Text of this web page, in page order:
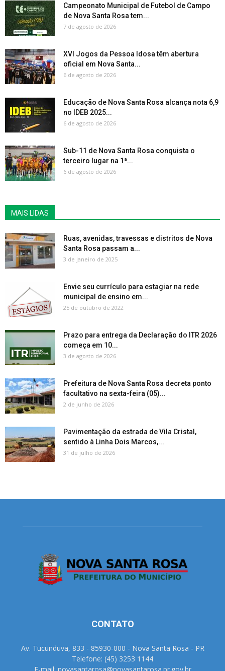
Campeonato Municipal de Futebol de Campo
de Nova Santa Rosa tem...
7 de agosto de 2026
XVI Jogos da Pessoa Idosa têm abertura
oficial em Nova Santa...
6 de agosto de 2026
Educação de Nova Santa Rosa alcança nota 6,9
no IDEB 2025...
6 de agosto de 2026
Sub-11 de Nova Santa Rosa conquista o
terceiro lugar na 1ª...
6 de agosto de 2026
MAIS LIDAS
Ruas, avenidas, travessas e distritos de Nova
Santa Rosa passam a...
3 de janeiro de 2025
Envie seu currículo para estagiar na rede
municipal de ensino em...
25 de outubro de 2022
Prazo para entrega da Declaração do ITR 2026
começa em 10...
3 de agosto de 2026
Prefeitura de Nova Santa Rosa decreta ponto
facultativo na sexta-feira (05)...
2 de junho de 2026
Pavimentação da estrada de Vila Cristal,
sentido à Linha Dois Marcos,...
31 de julho de 2026
CONTATO
Av. Tucunduva, 833 - 85930-000 - Nova Santa Rosa - PR
Telefone: (45) 3253 1144
E-mail: novasantarosa@novasantarosa.pr.gov.br